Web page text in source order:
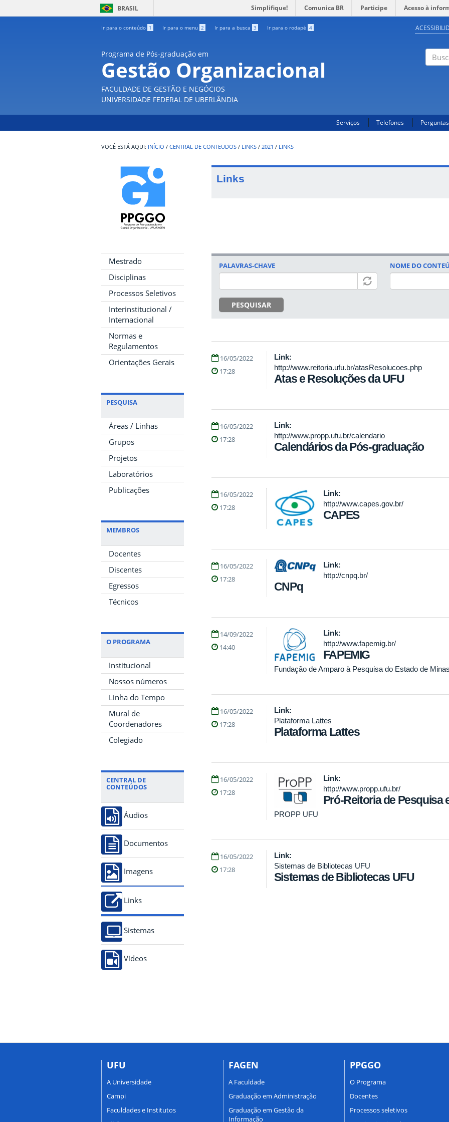
BRASIL Simplifique! Comunica BR Participe Acesso à
Ir para o conteúdo 1 Ir para o menu 2 Ir para a busca 3 Ir para o rodapé 4
Programa de Pós-graduação em
Gestão Organizacional
FACULDADE DE GESTÃO E NEGÓCIOS
UNIVERSIDADE FEDERAL DE UBERLÂNDIA
Serviços Telefones
INÍCIO / CENTRAL DE CONTEUDOS / LINKS / 2021 / LINKS
Mestrado
Disciplinas
Processos Seletivos
Interinstitucional /
Internacional
Normas e
Regulamentos
Orientações Gerais
PESQUISA
Áreas / Linhas
Grupos
Projetos
Laboratórios
Publicações
MEMBROS
Docentes
Discentes
Egressos
Técnicos
O PROGRAMA
Institucional
Nossos números
Linha do Tempo
Mural de
Coordenadores
Colegiado
CENTRAL DE
CONTEÚDOS
Áudios
Documentos
Imagens
Links
Sistemas
Vídeos
Links
PALAVRAS-CHAVE
PESQUISAR
NOME DO
16/05/2022
17:28
Link:
http://www.reitoria.ufu.br/atasResolucoes.php
Atas e Resoluções da UFU
16/05/2022
17:28
Link:
http://www.propp.ufu.br/calendario
Calendários da Pós-graduação
16/05/2022
17:28
Link:
http://www.capes.gov.br/
CAPES
16/05/2022
17:28
Link:
http://cnpq.br/
CNPq
14/09/2022
14:40
Link:
http://www.fapemig.br/
FAPEMIG
Fundação de Amparo à Pesquisa do Estado de
16/05/2022
17:28
Link:
Plataforma Lattes
Plataforma Lattes
16/05/2022
17:28
Link:
http://www.propp.ufu.br/
Pró-Reitoria de Pesquisa
PROPP UFU
16/05/2022
17:28
Link:
Sistemas de Bibliotecas UFU
Sistemas de Bibliotecas UFU
UFU
A Universidade
Campi
Faculdades e Institutos
FAGEN
A Faculdade
Graduação em Administração
Graduação em Gestão da
Informação
PPGGO
O Programa
Docentes
Processos seletivos